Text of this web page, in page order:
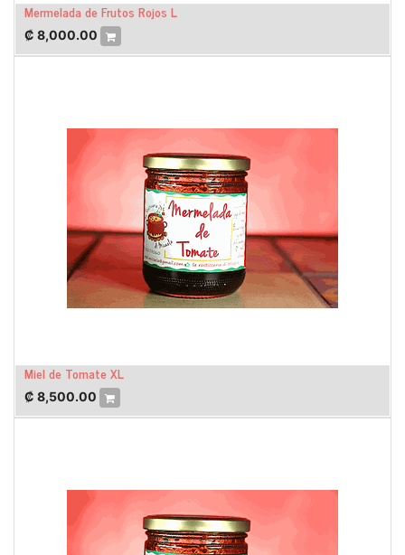
Mermelada de Frutos Rojos L
₡ 8,000.00
Miel de Tomate XL
₡ 8,500.00